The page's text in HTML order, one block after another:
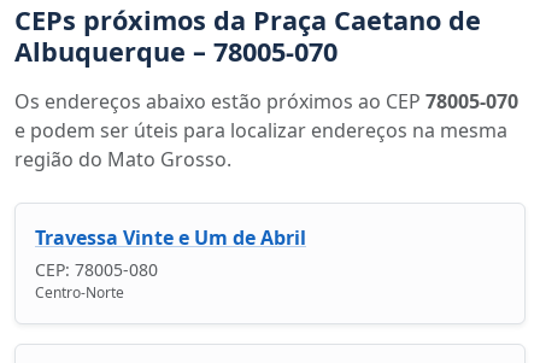
CEPs próximos da Praça Caetano de
Albuquerque – 78005-070
Os endereços abaixo estão próximos ao CEP 78005-070
e podem ser úteis para localizar endereços na mesma
região do Mato Grosso.
Travessa Vinte e Um de Abril
CEP: 78005-080
Centro-Norte